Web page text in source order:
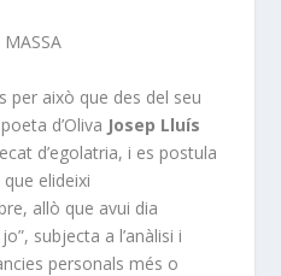
MASSA
per això que des del seu
d’Oliva Josep Lluís
d’egolatria, i es postula
elideixi
allò que avui dia
subjecta a l’anàlisi i
personals més o